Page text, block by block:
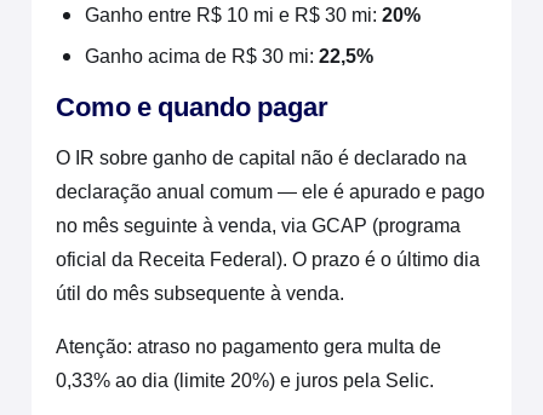
Ganho entre R$ 10 mi e R$ 30 mi: 20%
Ganho acima de R$ 30 mi: 22,5%
Como e quando pagar
O IR sobre ganho de capital não é declarado na
declaração anual comum — ele é apurado e pago
no mês seguinte à venda, via GCAP (programa
oficial da Receita Federal). O prazo é o último dia
útil do mês subsequente à venda.
Atenção: atraso no pagamento gera multa de
0,33% ao dia (limite 20%) e juros pela Selic.